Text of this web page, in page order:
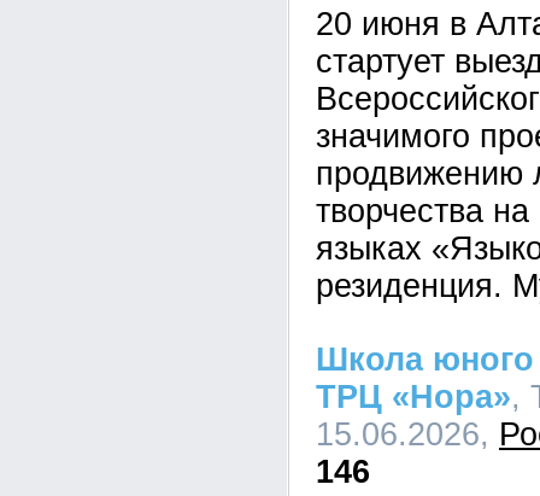
20 июня в
стартует
значимого
продвижению
творчества
языках
резиденция.
Школа юного
ТРЦ «Нора»,
15.06.2026,
146